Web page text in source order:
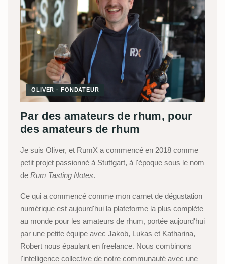
OLIVER · FONDATEUR
Par des amateurs de rhum, pour
des amateurs de rhum
Je suis Oliver, et RumX a commencé en 2018 comme
petit projet passionné à Stuttgart, à l'époque sous le nom
de Rum Tasting Notes.
Ce qui a commencé comme mon carnet de dégustation
numérique est aujourd'hui la plateforme la plus complète
au monde pour les amateurs de rhum, portée aujourd'hui
par une petite équipe avec Jakob, Lukas et Katharina,
Robert nous épaulant en freelance. Nous combinons
l'intelligence collective de notre communauté avec une